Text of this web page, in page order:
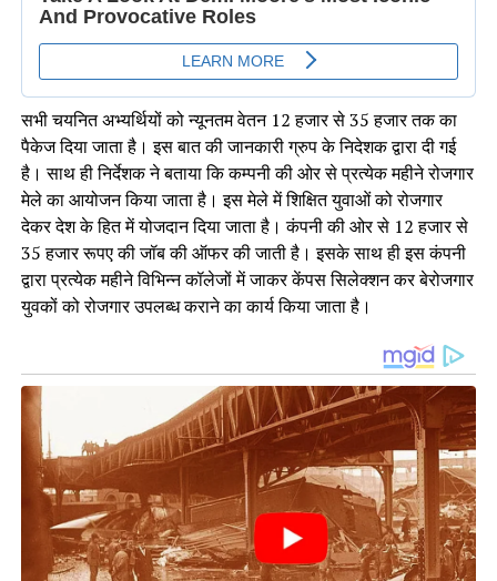
सभी चयनित अभ्यर्थियों को न्यूनतम वेतन 12 हजार से 35 हजार तक का
पैकेज दिया जाता है। इस बात की जानकारी ग्रुप के निदेशक द्वारा दी गई
है। साथ ही निर्देशक ने बताया कि कम्पनी की ओर से प्रत्येक महीने रोजगार
मेले का आयोजन किया जाता है। इस मेले में शिक्षित युवाओं को रोजगार
देकर देश के हित में योजदान दिया जाता है। कंपनी की ओर से 12 हजार से
35 हजार रूपए की जॉब की ऑफर की जाती है। इसके साथ ही इस कंपनी
द्वारा प्रत्येक महीने विभिन्न कॉलेजों में जाकर केंपस सिलेक्शन कर बेरोजगार
युवकों को रोजगार उपलब्ध कराने का कार्य किया जाता है।